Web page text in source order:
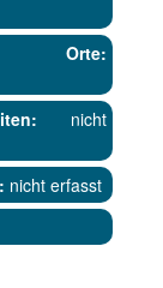
Orte:
nicht
nicht erfasst